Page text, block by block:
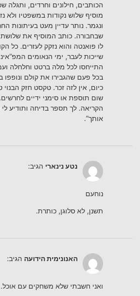
הכותבים, חילונים וחרדים, ותגלה
מוסיף שלוש נקודות במשפטיו ולא
ונגמר. נותר עדיין מעט בעיתונות
שבחבורה. כותב המוסיף את
לו פואנטה והוא נזקק לעזרים. כל
שייכות לעבר, ימי הנאומים
התייחסו לכל מלה ברטט וחלחלה
בכל פעם שהגבירו את קולם ונופפו
כיום, אין לזה זכר. טקסט חזק
שום תוספת או סימני ידיים
הקריאה. לך תספר בדיחה ותודיע לי
אותך”.
נטע נינארי הגיב:
נוחעם
תשנן, לא סלוגן, כותרת.
האנונימית הידועה הגיב:
ואני חשבתי שלא משחקים עם אוכל.